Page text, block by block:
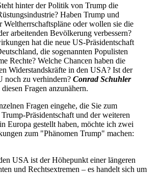
hinter der Politik von Trump die
Haben Trump und
Weltherrschaftspläne oder wollen sie die
arbeitenden Bevölkerung verbessern?
hat die neue US-Präsidentschaft
die sogenannten Populisten
Rechte? Welche Chancen haben die
Widerstandskräfte in den USA? Ist der
noch zu verhindern? Conrad Schuhler
Fragen anzunähern.
Fragen eingehe, die Sie zum
Präsidentschaft und der weiteren
Europa gestellt haben, möchte ich zwei
zum "Phänomen Trump" machen:
USA ist der Höhepunkt einer längeren
und Rechtsextremen – es handelt sich um